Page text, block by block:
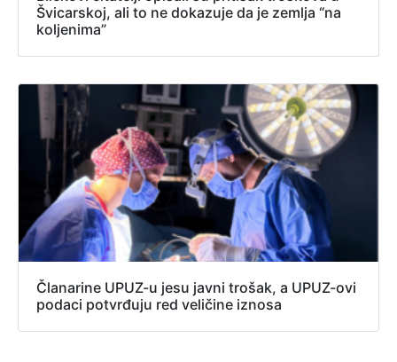
Švicarskoj, ali to ne dokazuje da je zemlja “na
koljenima”
Članarine UPUZ-u jesu javni trošak, a UPUZ-ovi
podaci potvrđuju red veličine iznosa